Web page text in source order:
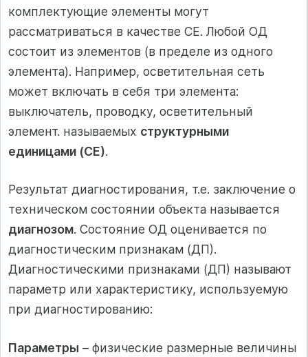
комплектующие элементы могут
рассматриваться в качестве СЕ. Любой ОД
состоит из элементов (в пределе из одного
элемента). Например, осветительная сеть
может включать в себя три элемента:
выключатель, проводку, осветительный
элемент. называемых структурными
единицами (СЕ).
Результат диагностирования, т.е. заключение о
техническом состоянии объекта называется
диагнозом. Состояние ОД оценивается по
диагностическим признакам (ДП).
Диагностическими признаками (ДП) называют
параметр или характеристику, используемую
при диагностированию:
Параметры – физические размерные величины